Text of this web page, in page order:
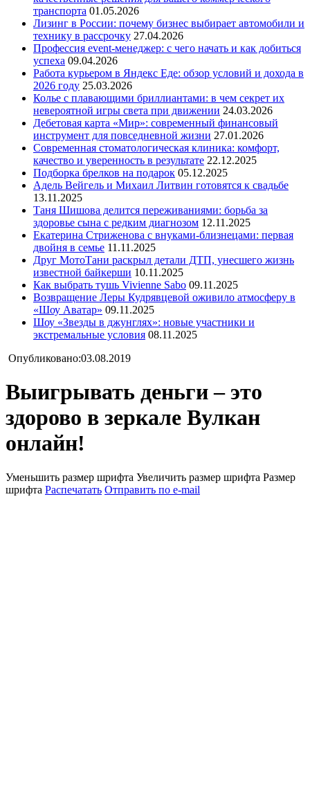
транспорта 01.05.2026
Лизинг в России: почему бизнес выбирает автомобили и
технику в рассрочку 27.04.2026
Профессия event-менеджер: с чего начать и как добиться
успеха 09.04.2026
Работа курьером в Яндекс Еде: обзор условий и дохода в
2026 году 25.03.2026
Колье с плавающими бриллиантами: в чем секрет их
невероятной игры света при движении 24.03.2026
Дебетовая карта «Мир»: современный финансовый
инструмент для повседневной жизни 27.01.2026
Современная стоматологическая клиника: комфорт,
качество и уверенность в результате 22.12.2025
Подборка брелков на подарок 05.12.2025
Адель Вейгель и Михаил Литвин готовятся к свадьбе
13.11.2025
Таня Шишова делится переживаниями: борьба за
здоровье сына с редким диагнозом 12.11.2025
Екатерина Стриженова с внуками-близнецами: первая
двойня в семье 11.11.2025
Друг МотоТани раскрыл детали ДТП, унесшего жизнь
известной байкерши 10.11.2025
Как выбрать тушь Vivienne Sabo 09.11.2025
Возвращение Леры Кудрявцевой оживило атмосферу в
«Шоу Аватар» 09.11.2025
Шоу «Звезды в джунглях»: новые участники и
экстремальные условия 08.11.2025
Опубликовано:03.08.2019
Выигрывать деньги – это
здорово в зеркале Вулкан
онлайн!
Уменьшить размер шрифта Увеличить размер шрифта Размер
шрифта Распечатать Отправить по e-mail